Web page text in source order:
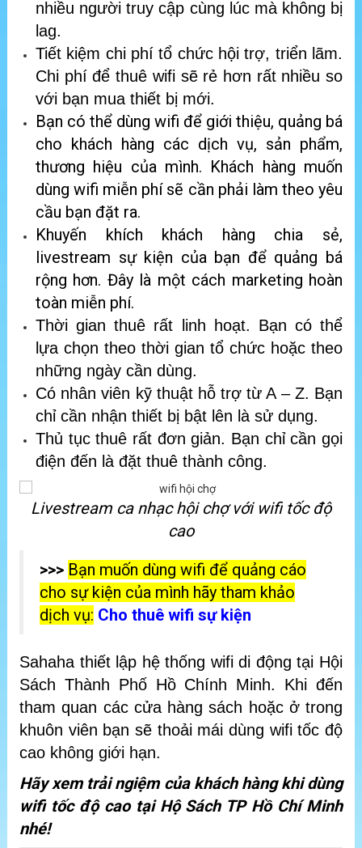
nhiều người truy cập cùng lúc mà không bị
lag.
Tiết kiệm chi phí tổ chức hội trợ, triển lãm.
Chi phí để thuê wifi sẽ rẻ hơn rất nhiều so
với bạn mua thiết bị mới.
Bạn có thể dùng wifi để giới thiệu, quảng bá
cho khách hàng các dịch vụ, sản phẩm,
thương hiệu của mình. Khách hàng muốn
dùng wifi miễn phí sẽ cần phải làm theo yêu
cầu bạn đặt ra.
Khuyến khích khách hàng chia sẻ,
livestream sự kiện của bạn để quảng bá
rộng hơn. Đây là một cách marketing hoàn
toàn miễn phí.
Thời gian thuê rất linh hoạt. Bạn có thể
lựa chọn theo thời gian tổ chức hoặc theo
những ngày cần dùng.
Có nhân viên kỹ thuật hỗ trợ từ A – Z. Bạn
chỉ cần nhận thiết bị bật lên là sử dụng.
Thủ tục thuê rất đơn giản. Bạn chỉ cần gọi
điện đến là đặt thuê thành công.
Livestream ca nhạc hội chợ với wifi tốc độ
cao
>>> Bạn muốn dùng wifi để quảng cáo
cho sự kiện của mình hãy tham khảo
dịch vụ: Cho thuê wifi sự kiện
Sahaha thiết lập hệ thống wifi di động tại Hội
Sách Thành Phố Hồ Chính Minh. Khi đến
tham quan các cửa hàng sách hoặc ở trong
khuôn viên bạn sẽ thoải mái dùng wifi tốc độ
cao không giới hạn.
Hãy xem trải ngiệm của khách hàng khi dùng
wifi tốc độ cao tại Hộ Sách TP Hồ Chí Minh
nhé!